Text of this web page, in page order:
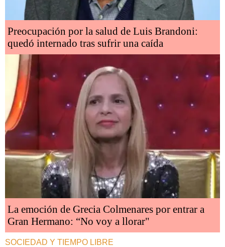
Preocupación por la salud de Luis Brandoni:
quedó internado tras sufrir una caída
La emoción de Grecia Colmenares por entrar a
Gran Hermano: “No voy a llorar"
SOCIEDAD Y TIEMPO LIBRE